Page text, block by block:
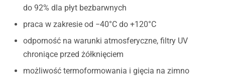
do 92% dla płyt bezbarwnych
praca w zakresie od −40°C do +120°C
odporność na warunki atmosferyczne, filtry UV
chroniące przed żółknięciem
możliwość termoformowania i gięcia na zimno